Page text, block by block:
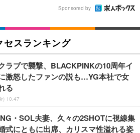
Sponsored by
セスランキング
ラブで襲撃、BLACKPINKの10周年イ
激怒したファンの説も…YG本社で女
る
) 10:47
・SOL夫妻、久々の2SHOTに視線集
式にともに出席、カリスマ性溢れる姿